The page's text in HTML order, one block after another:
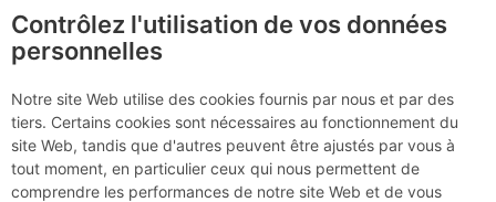
La Meije : Prendre son
temps, traversée en
bivouacs
3 - 6 août 2017
Contrôlez l'utilisation de vos données
personnelles
Notre site Web utilise des cookies fournis par nous et par des
tiers. Certains cookies sont nécessaires au fonctionnement du
site Web, tandis que d'autres peuvent être ajustés par vous à
tout moment, en particulier ceux qui nous permettent de
comprendre les performances de notre site Web et de vous